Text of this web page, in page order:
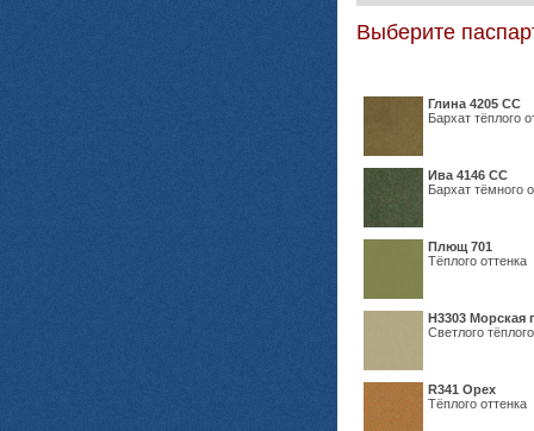
Выберите
Глина 4205 СС
Бархат тёплого
Ива 4146 СС
Бархат тёмного
Плющ 701
Тёплого оттенка
H3303 Морская
Светлого
R341 Орех
Тёплого оттенка